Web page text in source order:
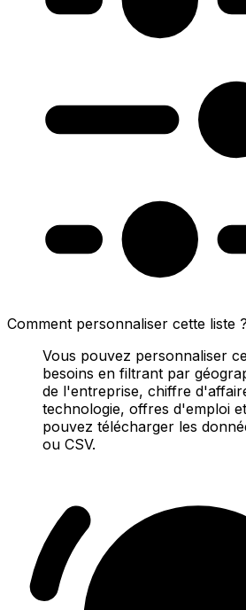
Comment personnaliser cette liste ?
Vous pouvez personnaliser
besoins en filtrant par
de l'entreprise, chiffre
technologie, offres d'emploi
pouvez télécharger les
ou CSV.